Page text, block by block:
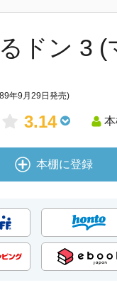
ドン 3
年9月29日発売)
3.14
本棚に登録